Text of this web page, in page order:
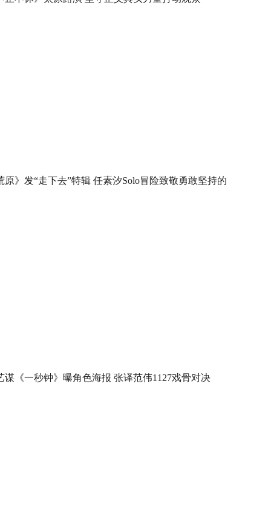
原》发“走下去”特辑 任素汐Solo冒险致敬勇敢坚持的
谋《一秒钟》曝角色海报 张译范伟1127戏骨对决